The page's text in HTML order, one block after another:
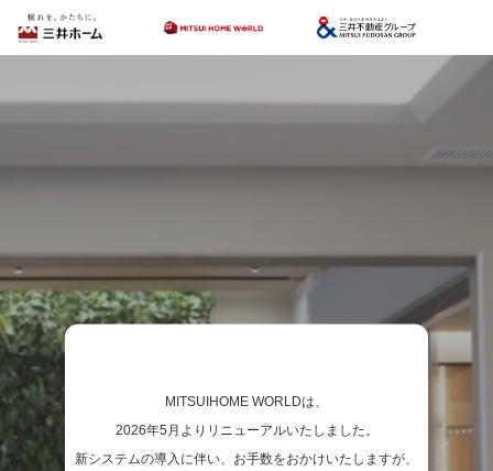
MITSUIHOME WORLDは、
2026年5月よりリニューアルいたしました。
新システムの導入に伴い、お手数をおかけいたしますが、